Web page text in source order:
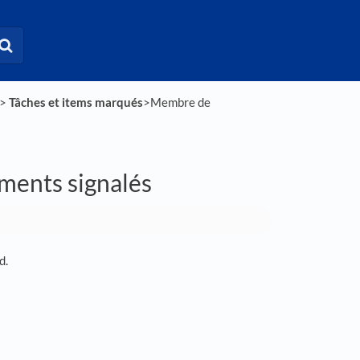
​ > ​​Tâches et items marqués​>​ Membre de
signalés